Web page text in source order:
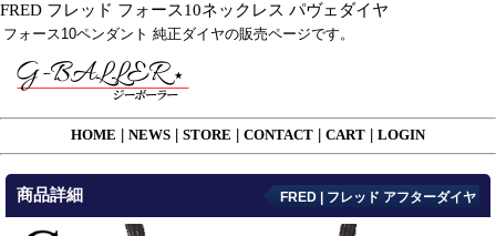
FRED フレッド フォース10ネックレス パヴェダイヤ
フォース10ペンダント 純正ダイヤの販売ページです。
HOME NEWS STORE CONTACT CART LOGIN
商品詳細 FRED | フレッド アフターダイヤ